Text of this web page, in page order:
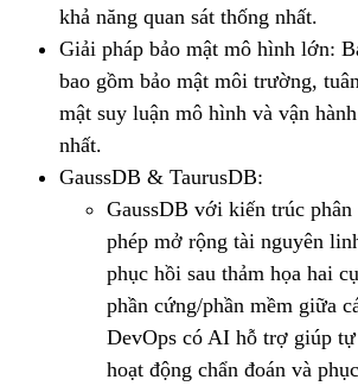
khả năng quan sát thống nhất.
Giải pháp bảo mật mô hình lớn:
bao gồm bảo mật môi trường,
mật suy luận mô hình và vận
nhất.
GaussDB & TaurusDB:
GaussDB với kiến trúc phân
phép mở rộng tài nguyên
phục hồi sau thảm họa hai
phần cứng/phần mềm giữa
DevOps có AI hỗ trợ giúp
hoạt động chẩn đoán và